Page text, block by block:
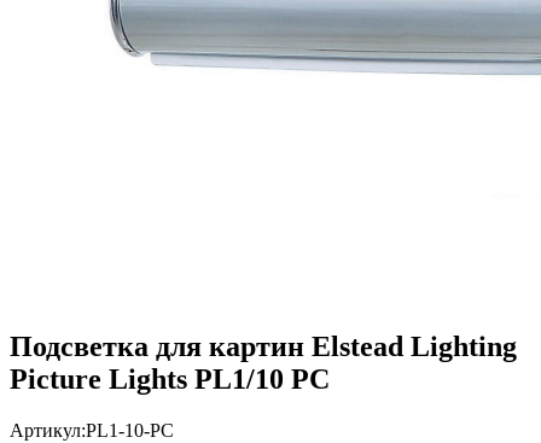
Подсветка для картин Elstead Lighting
Picture Lights PL1/10 PC
Артикул:PL1-10-PC